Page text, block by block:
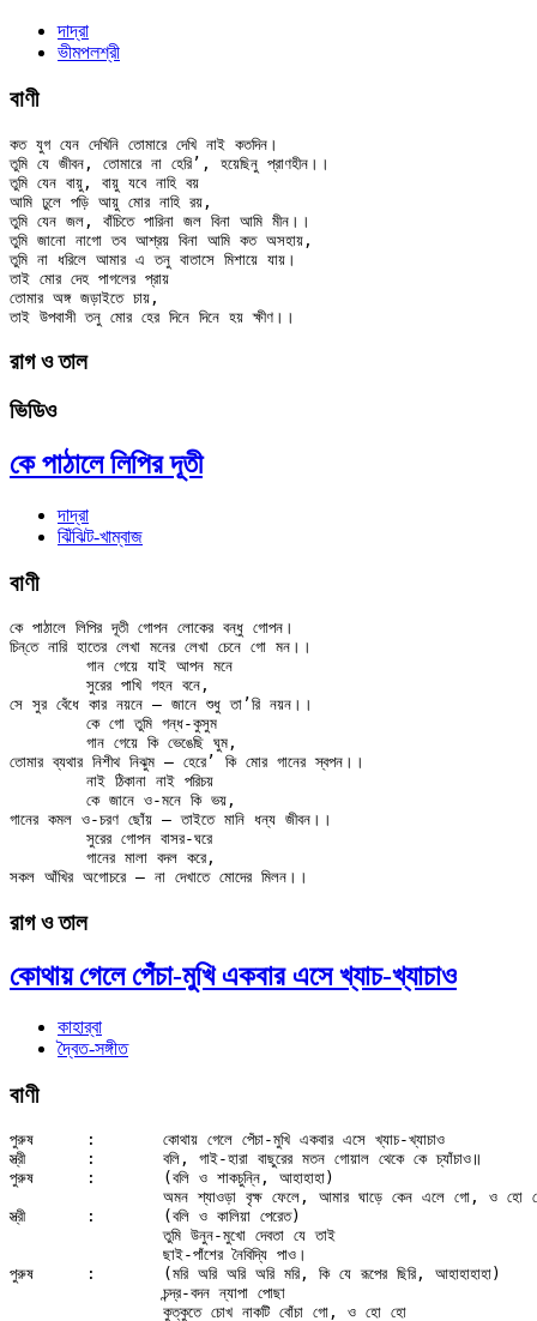
দাদ্‌রা
ভীমপলশ্রী
বাণী
কত যুগ যেন দেখিনি তোমারে দেখি নাই কতদিন।
তুমি যে জীবন, তোমারে না হেরি’, হয়েছিনু প্রাণহীন।।
তুমি যেন বায়ু, বায়ু যবে নাহি বয়
আমি ঢুলে পড়ি আয়ু মোর নাহি রয়,
তুমি যেন জল, বাঁচিতে পারিনা জল বিনা আমি মীন।।
তুমি জানো নাগো তব আশ্রয় বিনা আমি কত অসহায়,
তুমি না ধরিলে আমার এ তনু বাতাসে মিশায়ে যায়।
তাই মোর দেহ পাগলের প্রায়
তোমার অঙ্গ জড়াইতে চায়,
রাগ ও তাল
ভিডিও
কে পাঠালে লিপির দূতী
দাদ্‌রা
ঝিঁঝিট-খাম্বাজ
বাণী
কে পাঠালে লিপির দূতী গোপন লোকের বন্ধু গোপন।
চিন্‌তে নারি হাতের লেখা মনের লেখা চেনে গো মন।।
সে সুর বেঁধে কার নয়নে — জানে শুধু তা’রি নয়ন।।
তোমার ব্যথার নিশীথ নিঝুম — হেরে’ কি মোর গানের স্বপন।।
গানের কমল ও-চরণ ছোঁয় — তাইতে মানি ধন্য জীবন।।
রাগ ও তাল
কোথায় গেলে পেঁচা-মুখি একবার এসে খ্যাচ-খ্যাচাও
কাহার্‌বা
দ্বৈত-সঙ্গীত
বাণী
পুরুষ	:	কোথায় গেলে পেঁচা-মুখি একবার এসে খ্যাচ-খ্যাচাও
স্ত্রী	:	বলি, গাই-হারা বাছুরের মতন গোয়াল থেকে কে চ্যাঁচাও॥
পুরুষ	:	(বলি ও শাকচুন্নি, আহাহাহা)
স্ত্রী	:	(বলি ও কালিয়া পেরেত)
		তুমি উনুন-মুখো দেবতা যে তাই
পুরুষ	:	(মরি অরি অরি অরি মরি, কি যে রূপের ছিরি, আহাহাহাহা)
		চন্দ্র-বদন ন্যাপা পোছা